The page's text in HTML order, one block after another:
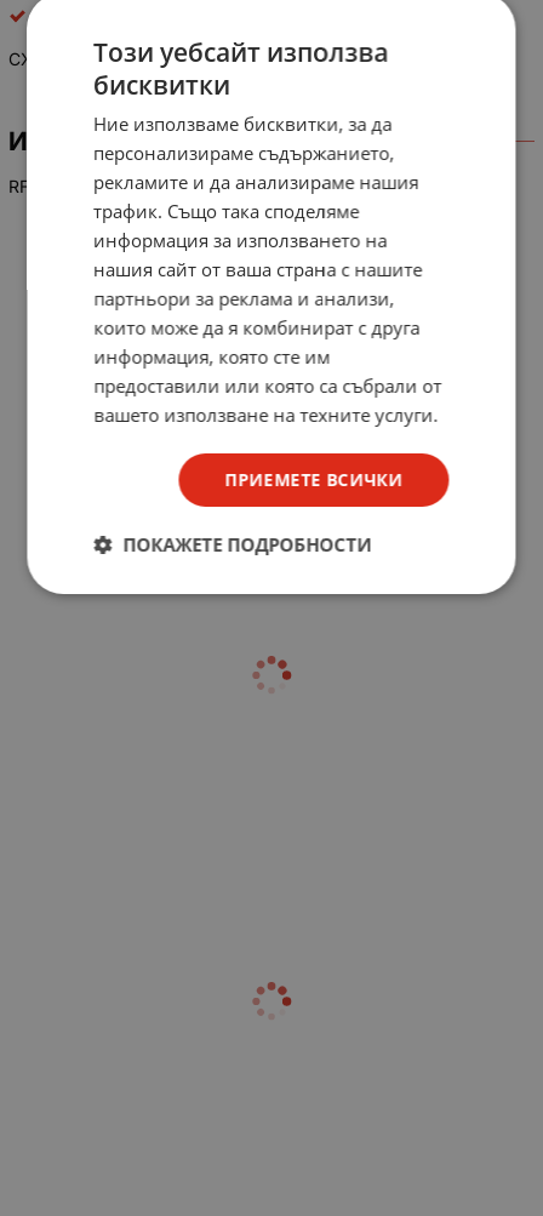
интегрални схеми
CXA 1992 AR
ИНФОРМАЦИЯ
RF Signal Processing Servo Amplifier
Този уебсайт използва
бисквитки
Ние използваме бисквитки, за да
персонализираме съдържанието,
рекламите и да анализираме нашия
трафик. Също така споделяме
информация за използването на
нашия сайт от ваша страна с нашите
партньори за реклама и анализи,
които може да я комбинират с друга
информация, която сте им
предоставили или която са събрали от
вашето използване на техните услуги.
ПРИЕМЕТЕ ВСИЧКИ
ПОКАЖЕТЕ ПОДРОБНОСТИ